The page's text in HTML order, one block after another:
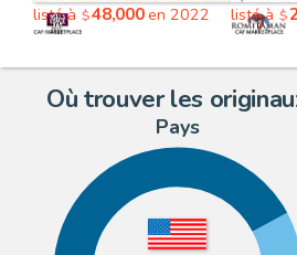
listé à $48,000en 2022 listé à $
Où trouver les
Pays